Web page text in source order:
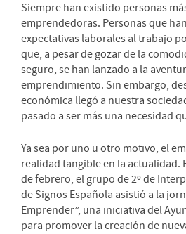
Siempre han existido personas
emprendedoras. Personas que
expectativas laborales al trabajo
que, a pesar de gozar de la
seguro, se han lanzado a la
emprendimiento. Sin embargo,
económica llegó a nuestra
pasado a ser más una necesidad
Ya sea por uno u otro motivo, el
realidad tangible en la actualidad.
de febrero, el grupo de 2º de
de Signos Española asistió a la
Emprender”, una iniciativa del
para promover la creación de